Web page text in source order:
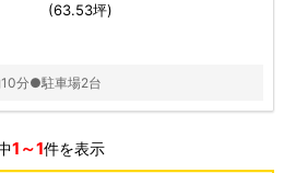
(63.53坪)
分●駐車場2台
1～1件を表示